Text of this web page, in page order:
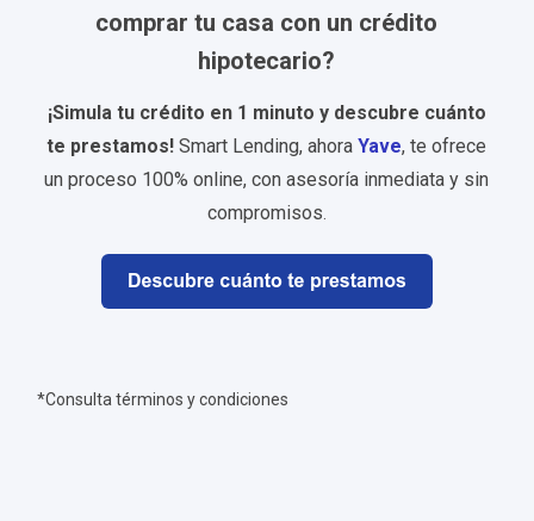
comprar tu casa con un crédito
hipotecario?
¡Simula tu crédito en 1 minuto y descubre cuánto
te prestamos!Smart Lending, ahoraYave, te ofrece
un proceso 100% online, con asesoría inmediata y sin
compromisos
*Consulta términos y condiciones